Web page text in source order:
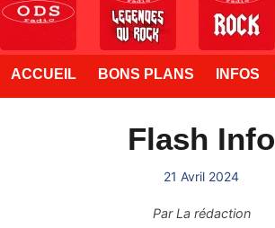
ACCUEIL BONS PLANS INFOS
Flash Info
21 Avril 2024
ParLa rédaction